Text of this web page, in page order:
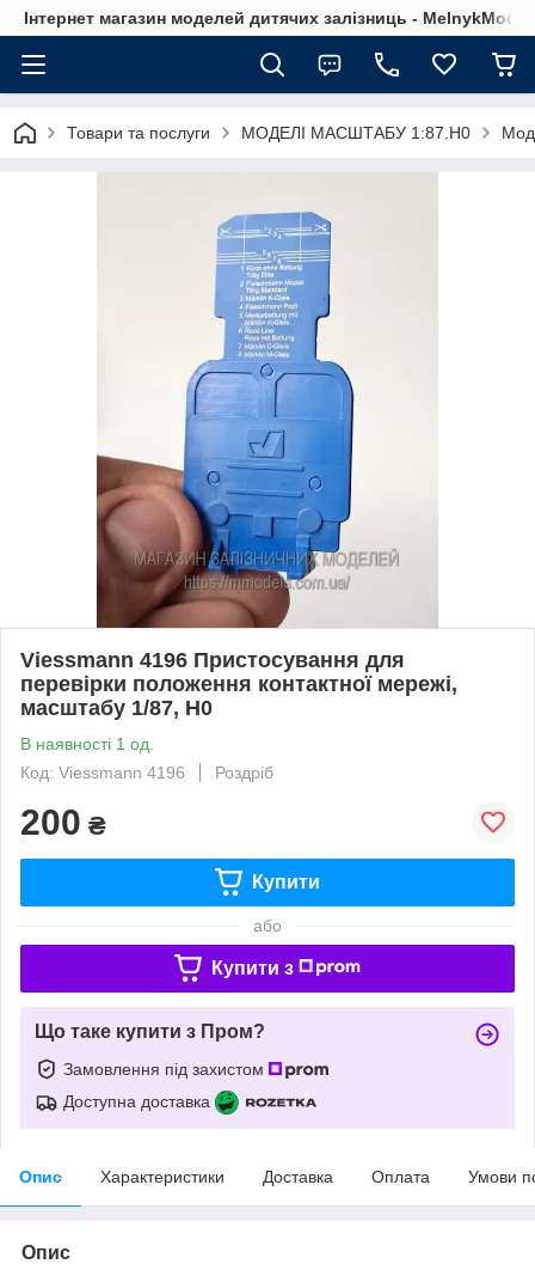
Інтернет магазин моделей дитячих залізниць -
Товари та послуги МОДЕЛІ МАСШТАБУ 1:87.H0
Viessmann 4196 Пристосування для
перевірки положення контактної мережі,
масштабу 1/87, H0
В наявності 1 од.
Код: Viessmann 4196
Роздріб
200 ₴
Купити
або
Купити з
Що таке купити з Пром?
Замовлення під захистом
Доступна доставка
Опис Характеристики Доставка Оплата Умови
Опис